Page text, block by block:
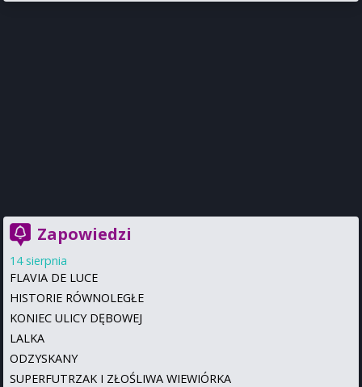
Zapowiedzi
14 sierpnia
FLAVIA DE LUCE
HISTORIE RÓWNOLEGŁE
KONIEC ULICY DĘBOWEJ
LALKA
ODZYSKANY
SUPERFUTRZAK I ZŁOŚLIWA WIEWIÓRKA